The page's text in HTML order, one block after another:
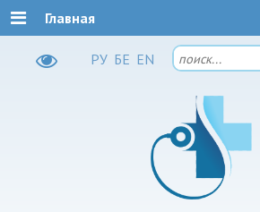
РУ БЕ EN
Главная